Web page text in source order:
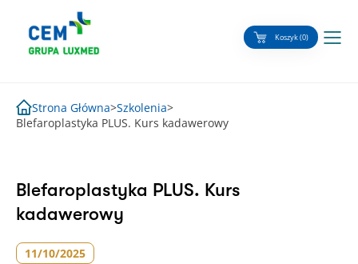
content
Koszyk (0)
Strona Główna>Szkolenia>
Blefaroplastyka PLUS. Kurs kadawerowy
Blefaroplastyka PLUS. Kurs
kadawerowy
11/10/2025